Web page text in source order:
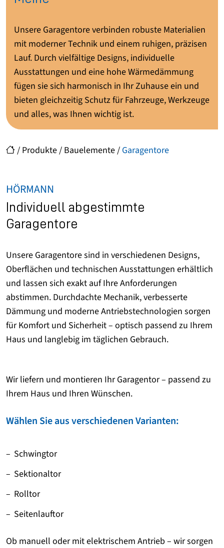
/ Produkte / Bauelemente / Garagentore
Unsere Garagentore verbinden robuste Materialien
mit moderner Technik und einem ruhigen, präzisen
Lauf. Durch vielfältige Designs, individuelle
Ausstattungen und eine hohe Wärmedämmung
fügen sie sich harmonisch in Ihr Zuhause ein und
bieten gleichzeitig Schutz für Fahrzeuge, Werkzeuge
und alles, was Ihnen wichtig ist.
HÖRMANN
Individuell abgestimmte
Garagentore
Unsere Garagentore sind in verschiedenen Designs,
Oberflächen und technischen Ausstattungen erhältlich
und lassen sich exakt auf Ihre Anforderungen
abstimmen. Durchdachte Mechanik, verbesserte
Dämmung und moderne Antriebstechnologien sorgen
für Komfort und Sicherheit – optisch passend zu Ihrem
Haus und langlebig im täglichen Gebrauch.
Wir liefern und montieren Ihr Garagentor – passend zu
Ihrem Haus und Ihren Wünschen.
Wählen Sie aus verschiedenen Varianten:
Schwingtor
Sektionaltor
Rolltor
Seitenlauftor
Ob manuell oder mit elektrischem Antrieb – wir sorgen